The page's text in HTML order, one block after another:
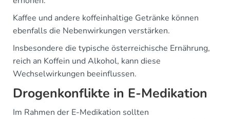
Kaffee und andere koffeinhaltige Getränke können
ebenfalls die Nebenwirkungen verstärken.
Insbesondere die typische österreichische Ernährung,
reich an Koffein und Alkohol, kann diese
Wechselwirkungen beeinflussen.
Drogenkonflikte in E-Medikation
Im Rahmen der E-Medikation sollten